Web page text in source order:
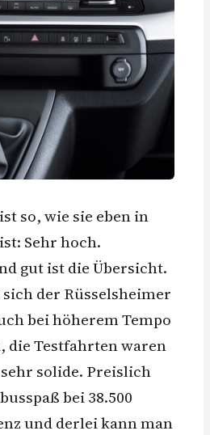
so, wie sie eben in
Sehr hoch.
gut ist die Übersicht.
der Rüsselsheimer
bei höherem Tempo
die Testfahrten waren
solide. Preislich
bei 38.500
und derlei kann man